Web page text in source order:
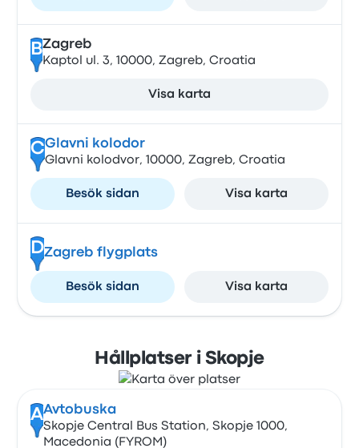
BZagreb
Kaptol ul. 3, 10000, Zagreb, Croatia
Visa karta
CGlavni kolodor
Glavni kolodvor, 10000, Zagreb, Croatia
Besök sidan Visa karta
DZagreb flygplats
Besök sidan Visa karta
Hållplatser i Skopje
AAvtobuska
Skopje Central Bus Station, Skopje 1000,
Macedonia (FYROM)